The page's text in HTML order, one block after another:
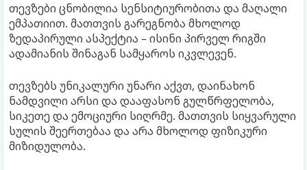
თევზები ცნობილია სენსიტიურობითა და მაღალი
ემპათიით. მათთვის გარეგნობა მხოლოდ
ზედაპირული ასპექტია – ისინი პირველ რიგში
ადამიანის შინაგან სამყაროს იკვლევენ.
თევზებს უნიკალური უნარი აქვთ, დაინახონ
ნამდვილი არსი და დააფასონ გულწრფელობა,
სიკეთე და ემოციური სიღრმე. მათთვის სიყვარული
სულის შეერთებაა და არა მხოლოდ ფიზიკური
მიზიდულობა.